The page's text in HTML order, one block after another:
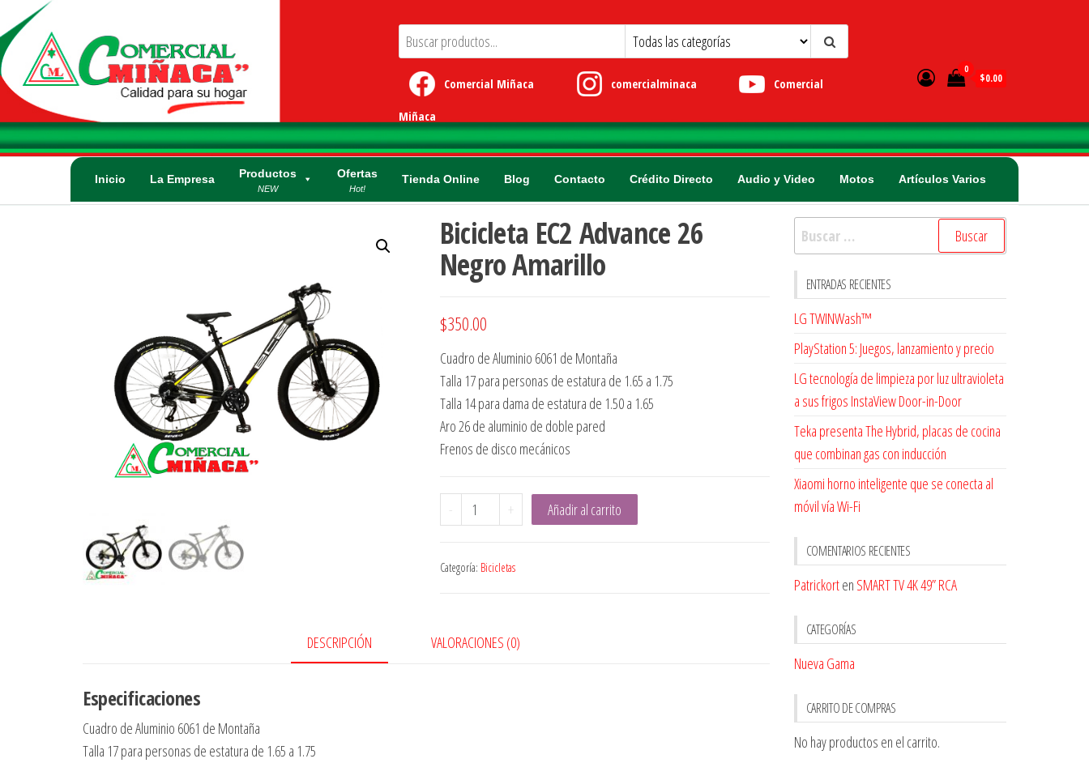
al
contenido
Comercial
Miñaca
Calidad para su
en
electrodomésticos
y artículos
eléctricos.
Comercial Miñaca comercialminaca Comercial
Miñaca
0
$0.00
Inicio La Empresa Productos
NEW
Ofertas
Hot!
Tienda Online Blog Contacto Crédito Directo Audio y Video Motos Artículos Varios
Bicicleta EC2 Advance 26
Negro Amarillo
$350.00
Cuadro de Aluminio 6061 de Montaña
Talla 17 para personas de estatura de 1.65 a 1.75
Talla 14 para dama de estatura de 1.50 a 1.65
Aro 26 de aluminio de doble pared
Frenos de disco mecánicos
-
Bicicleta
EC2
26
cantidad
+ Añadir al carrito
Categoría: Bicicletas
DESCRIPCIÓN VALORACIONES (0)
Especificaciones
Cuadro de Aluminio 6061 de Montaña
Talla 17 para personas de estatura de 1.65 a 1.75
Buscar:
ENTRADAS RECIENTES
LG TWINWash™
PlayStation 5: Juegos, lanzamiento y precio
LG tecnología de limpieza por luz ultravioleta
a sus frigos InstaView Door-in-Door
Teka presenta The Hybrid, placas de cocina
que combinan gas con inducción
Xiaomi horno inteligente que se conecta al
móvil vía Wi-Fi
COMENTARIOS RECIENTES
Patrickorten SMART TV 4K 49” RCA
CATEGORÍAS
Nueva Gama
CARRITO DE COMPRAS
No hay productos en el carrito.